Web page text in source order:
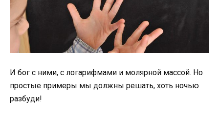
И бог с ними, с логарифмами и молярной массой. Но
простые примеры мы должны решать, хоть ночью
разбуди!